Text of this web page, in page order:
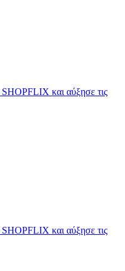
και αύξησε τις
και αύξησε τις